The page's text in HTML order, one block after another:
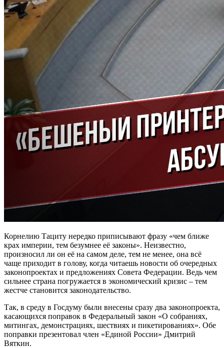
Корнелию Тациту нередко приписывают фразу «чем ближе
крах империи, тем безумнее её законы». Неизвестно,
произносил ли он её на самом деле, тем не менее, она всё
чаще приходит в голову, когда читаешь новости об очередных
законопроектах и предложениях Совета Федерации. Ведь чем
сильнее страна погружается в экономический кризис – тем
жестче становится законодательство.
Так, в среду в Госдуму были внесены сразу два законопроекта,
касающихся поправок в Федеральный закон «О собраниях,
митингах, демонстрациях, шествиях и пикетированиях». Обе
поправки презентовал член «Единой России» Дмитрий
Вяткин.